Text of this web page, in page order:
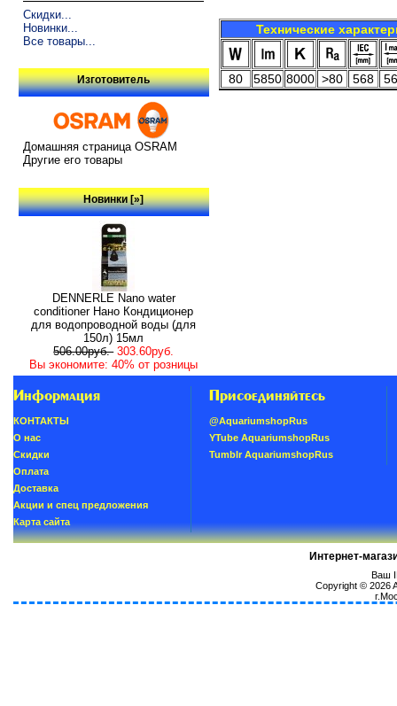
Скидки...
Новинки...
Все товары...
Изготовитель
Домашняя страница OSRAM
Другие его товары
Новинки [»]
DENNERLE Nano water
conditioner Нано Кондиционер
для водопроводной воды (для
150л) 15мл
506.00руб. 303.60руб.
Вы экономите: 40% от розницы
Технические
80 5850 8000 >80 568
Информация
КОНТАКТЫ
О нас
Скидки
Oплатa
Доставка
Акции и спец предложения
Карта сайта
Присоединяйтесь
@AquariumshopRus
YTube AquariumshopRus
Tumblr AquariumshopRus
Интернет-
Ваш
Copyright © 2026